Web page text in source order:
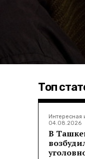
Топ
Интересная
04.08.2026
В